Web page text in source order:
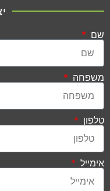
שם
משפחה
טלפון
אימייל